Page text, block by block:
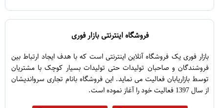
فروشگاه اینترنتی بازار فوری
بازار فوری یک فروشگاه آنلاین اینترنتی است که با هدف ایجاد ارتباط بین
فروشندگان و صاحبان تولیدات حتی تولیدات بسیار کوچک با مشتریان
توسط بازاریابان فعالیت می نماید. این فروشگاه بانام تجاری سرواندیشان
از سال 1397 فعالیت خود را آغاز نموده است.